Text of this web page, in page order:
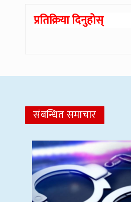
प्रतिक्रिया दिनुहोस्
संबन्धित समाचार